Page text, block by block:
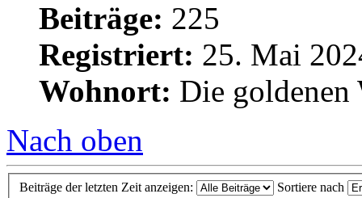
Beiträge: 225
Registriert: 25. Mai
Wohnort: Die
Nach oben
Beiträge der letzten Zeit anzeigen: Sortiere nach